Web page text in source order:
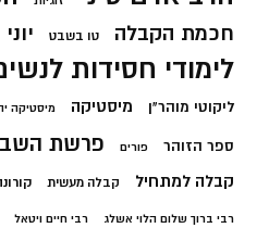
חכמת הקבלה טו בשבט
לימודי חסידות
ליקוטי מוהר"ן מיסטיקה מיסטיקה
ספר הזוהר פורים פרשת
קבלה למתחיל קבלה מעשית
רבי ברוך שלום הלוי אשלג רבי חיים ויטאל